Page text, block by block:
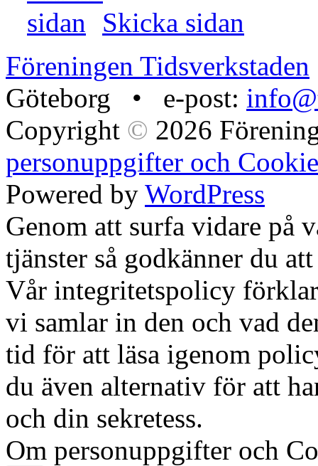
Skicka sidan
Föreningen Tidsverkstaden
Göteborg • e-post:
Copyright © 2026
personuppgifter och
Powered by WordPress
Genom att surfa vidare på
tjänster så godkänner du
Vår integritetspolicy
vi samlar in den och vad
tid för att läsa igenom
du även alternativ för att
och din sekretess.
Om personuppgifter och